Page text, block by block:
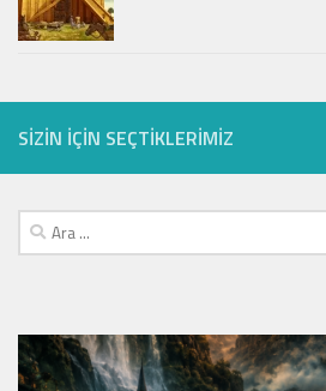
SIZIN IÇIN SEÇTIKLERIMIZ
Arama: